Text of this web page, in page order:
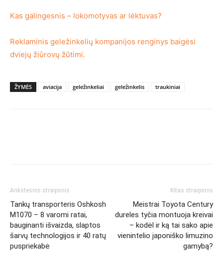
Kas galingesnis – lokomotyvas ar lėktuvas?
Reklaminis geležinkelių kompanijos renginys baigėsi
dviejų žiūrovų žūtimi.
ŽYMĖS aviacija geležinkeliai geležinkelis traukiniai
Ankstesnis straipsnis
Tankų transporteris Oshkosh
M1070 – 8 varomi ratai,
bauginanti išvaizda, slaptos
šarvų technologijos ir 40 ratų
puspriekabė
Kitas straipsnis
Meistrai Toyota Century
dureles tyčia montuoja kreivai
– kodėl ir ką tai sako apie
vienintelio japoniško limuzino
gamybą?